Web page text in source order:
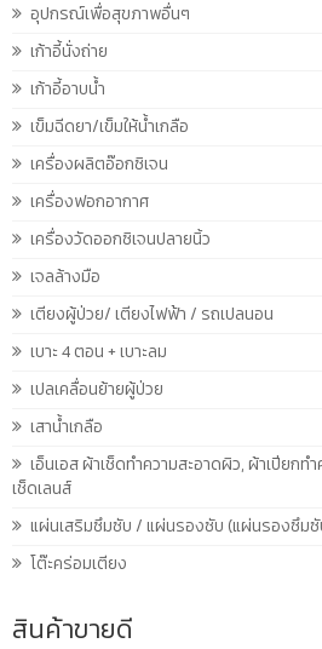
อุปกรณ์เพื่อสุขภาพอื่นๆ
เก้าอี้นั่งถ่าย
เก้าอี้อาบน้ำ
เข็มฉีดยา/เข็มให้น้ำเกลือ
เครื่องผลิตอ๊อกซิเจน
เครื่องฟอกอากาศ
เครื่องวัดออกซิเจนปลายนิ้ว
เจลล้างมือ
เตียงผู้ป่วย/ เตียงไฟฟ้า / รถเปลนอน
เบาะ 4 ตอน + เบาะลม
เปลเคลื่อนย้ายผู้ป่วย
เสาน้ำเกลือ
เอ็นเอส ผ้าเช็ดทำความสะอาดผิว, ผ้าเปียกท
เช็ดเลนส์
แผ่นเสริมซึมซับ / แผ่นรองซับ (แผ่นรองซึม
โต๊ะคร่อมเตียง
สินค้าขายดี